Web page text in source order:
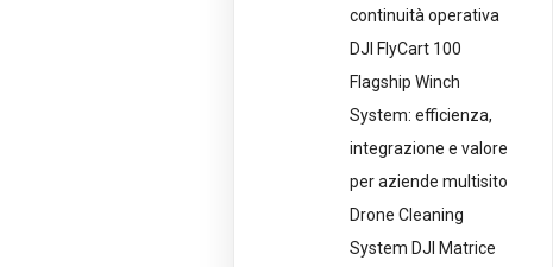
continuità operativa
DJI FlyCart 100
Flagship Winch
System: efficienza,
integrazione e valore
per aziende multisito
Drone Cleaning
System DJI Matrice